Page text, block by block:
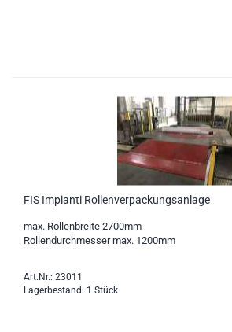
FIS Impianti Rollenverpackungsanlage
max. Rollenbreite 2700mm
Rollendurchmesser max. 1200mm
Art.Nr.: 23011
Lagerbestand: 1 Stück